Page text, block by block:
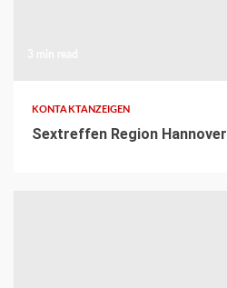
KONTAKTANZEIGEN
Sextreffen Region Hannover